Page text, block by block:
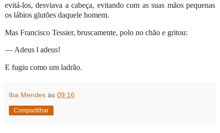
evitá-los, desviava a cabeça, evitando com as suas mãos pequenas
os lábios glutões daquele homem.
Mas Francisco Tessier, bruscamente, polo no chão e gritou:
— Adeus l adeus!
E fugiu como um ladrão.
Iba Mendes às 09:16
Compartilhar